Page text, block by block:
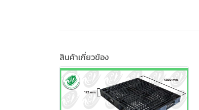
สินค้าเกี่ยวข้อง